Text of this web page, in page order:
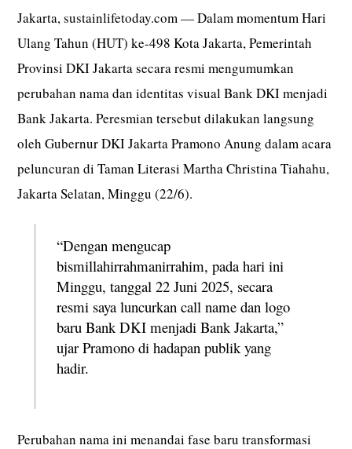
Jakarta, sustainlifetoday.com— Dalam momentum Hari
Ulang Tahun (HUT) ke-498 Kota Jakarta, Pemerintah
Provinsi DKI Jakarta secara resmi mengumumkan
perubahan nama dan identitas visual Bank DKI menjadi
Bank Jakarta. Peresmian tersebut dilakukan langsung
oleh Gubernur DKI Jakarta Pramono Anung dalam acara
peluncuran di Taman Literasi Martha Christina Tiahahu,
Jakarta Selatan, Minggu (22/6).
“Dengan mengucap
bismillahirrahmanirrahim, pada hari ini
Minggu, tanggal 22 Juni 2025, secara
resmi saya luncurkan call name dan logo
baru Bank DKI menjadi Bank Jakarta,”
ujar Pramono di hadapan publik yang
hadir.
Perubahan nama ini menandai fase baru transformasi